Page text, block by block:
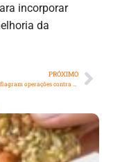
incorporar
da
PRÓXIMO
Polícia e MP deflagram operações contra o ‘Jogo do Tigrinho’; advogado criminalista comenta